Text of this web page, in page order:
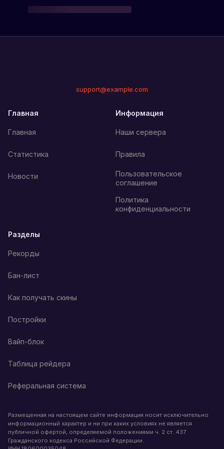
support@example.com
Главная
Главная
Статистика
Новости
Информация
Наши сервера
Правила
Пользовательское
соглашение
Политика
конфиденциальности
Разделы
Рекорды
Бан-лист
Как получать скины
Постройки
Вайп-блок
Таблица рейдера
Реферальная система
Размещенная на настоящем сайте информация носит исключительно
информационный характер и ни при каких условиях не является
публичной офертой, определяемой положениями ч. 2 ст. 437
Гражданского кодекса Российской Федерации.